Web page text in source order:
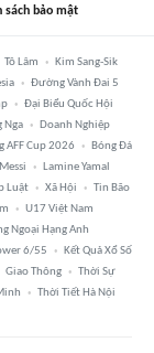
sách bảo mật
Tô Lâm
Kim Sang-Sik
Đường Vành Đai 5
Đại Biểu Quốc Hội
Nga
Doanh Nghiệp
AFF Cup 2026
Bóng Đá
Lamine Yamal
Luật Xã Hội
Tin Bão
U17 Việt Nam
Ngoại Hạng Anh
6/55
Kết Quả Xổ Số
Giao Thông
Thời Sự
Thời Tiết Hà Nội